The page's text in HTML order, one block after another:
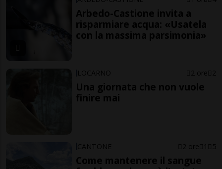
Arbedo-Castione invita a
risparmiare acqua: «Usatela
con la massima parsimonia»
LOCARNO 2 ore 2
Una giornata che non vuole
finire mai
CANTONE 2 ore 1 5
Come mantenere il sangue